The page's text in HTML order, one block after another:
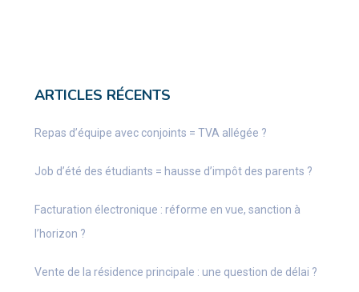
ARTICLES RÉCENTS
Repas d’équipe avec conjoints = TVA allégée ?
Job d’été des étudiants = hausse d’impôt des parents ?
Facturation électronique : réforme en vue, sanction à
l’horizon ?
Vente de la résidence principale : une question de délai ?